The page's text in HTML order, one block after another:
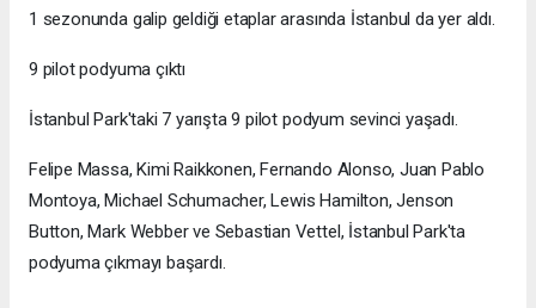
1 sezonunda galip geldiği etaplar arasında İstanbul da yer aldı.
9 pilot podyuma çıktı
İstanbul Park'taki 7 yarışta 9 pilot podyum sevinci yaşadı.
Felipe Massa, Kimi Raikkonen, Fernando Alonso, Juan Pablo
Montoya, Michael Schumacher, Lewis Hamilton, Jenson
Button, Mark Webber ve Sebastian Vettel, İstanbul Park'ta
podyuma çıkmayı başardı.